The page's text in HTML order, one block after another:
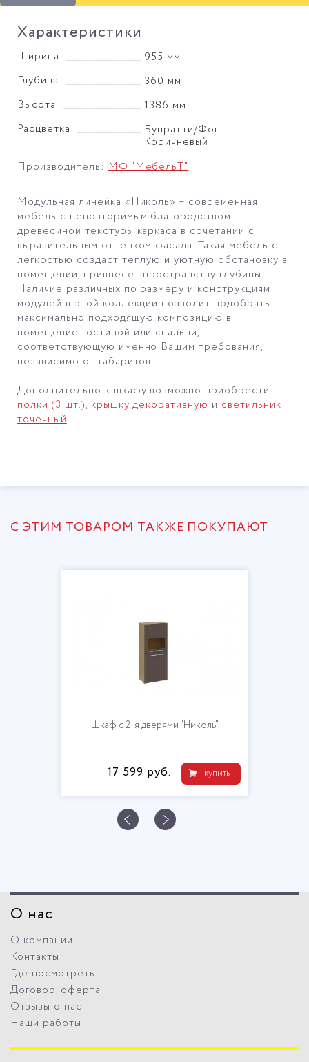
Характеристики
Ширина
955 мм
Глубина
360 мм
Высота
1386 мм
Расцветка
Бунратти/Фон
Коричневый
Производитель:МФ "МебельТ"
Модульная линейка «Николь» – современная
мебель с неповторимым благородством
древесиной текстуры каркаса в сочетании с
выразительным оттенком фасада. Такая мебель с
легкостью создаст теплую и уютную обстановку в
помещении, привнесет пространству глубины.
Наличие различных по размеру и конструкциям
модулей в этой коллекции позволит подобрать
максимально подходящую композицию в
помещение гостиной или спальни,
соответствующую именно Вашим требования,
независимо от габаритов.
Дополнительно к шкафу возможно приобрести
полки (3 шт.),крышку декоративнуюисветильник
точечный.
С ЭТИМ ТОВАРОМ ТАКЖЕ ПОКУПАЮТ
Шкаф с 2-я дверями "Николь"
купить
17 599 руб.
О нас
О компании
Контакты
Где посмотреть
Договор-оферта
Отзывы о нас
Наши работы